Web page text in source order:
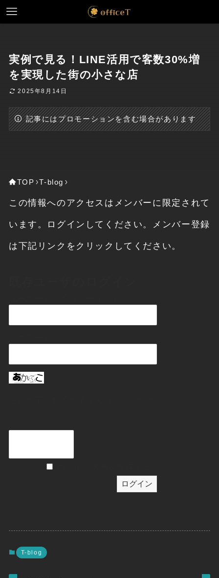
実例で見る！LINE活用で客数30%増
を実現した街の小さな店
2025年8月14日
記事にはプロモーションを含む場合があります
TOP T-blog
この情報へのアクセスはメンバーに限定されて
います。ログインしてください。メンバー登録
は下記リンクをクリックしてください。
T-blog